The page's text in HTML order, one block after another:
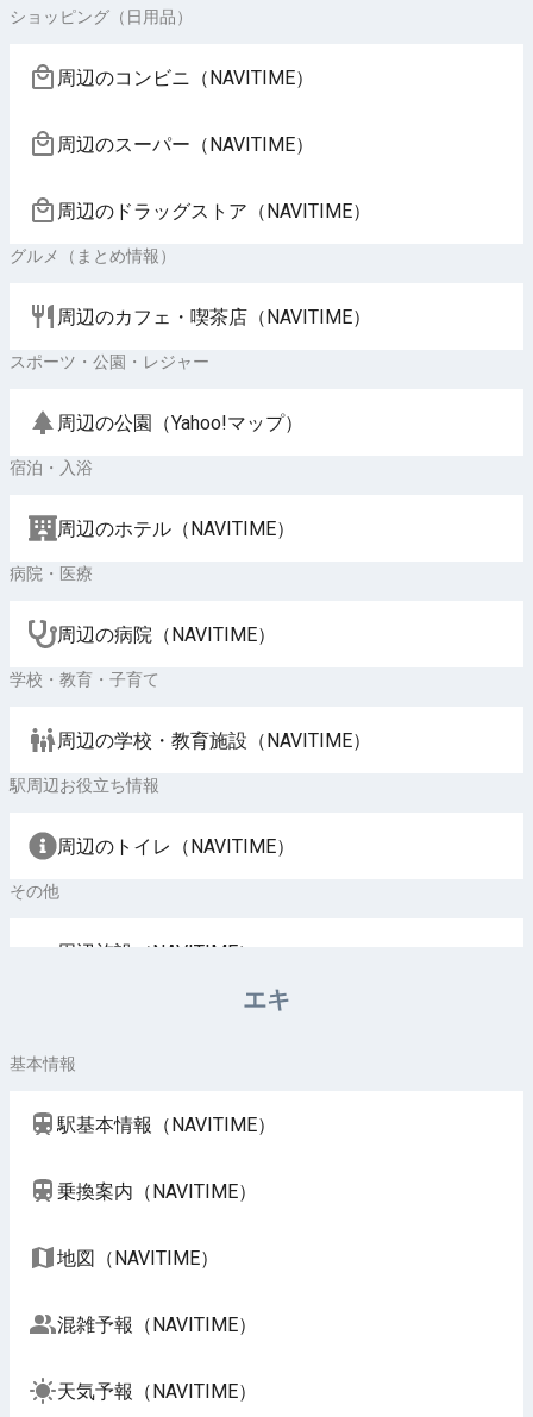
ショッピング（日用品）
周辺のコンビニ（NAVITIME）
周辺のスーパー（NAVITIME）
周辺のドラッグストア（NAVITIME）
グルメ（まとめ情報）
周辺のカフェ・喫茶店（NAVITIME）
スポーツ・公園・レジャー
周辺の公園（Yahoo!マップ）
宿泊・入浴
周辺のホテル（NAVITIME）
病院・医療
周辺の病院（NAVITIME）
学校・教育・子育て
周辺の学校・教育施設（NAVITIME）
駅周辺お役立ち情報
周辺のトイレ（NAVITIME）
その他
周辺施設（NAVITIME）
エキ
基本情報
駅基本情報（NAVITIME）
乗換案内（NAVITIME）
地図（NAVITIME）
混雑予報（NAVITIME）
天気予報（NAVITIME）